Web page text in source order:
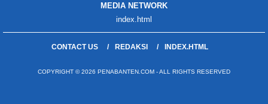
MEDIA NETWORK
index.html
CONTACT US REDAKSI INDEX.HTML
COPYRIGHT © 2026 PENABANTEN.COM - ALL RIGHTS RESERVED